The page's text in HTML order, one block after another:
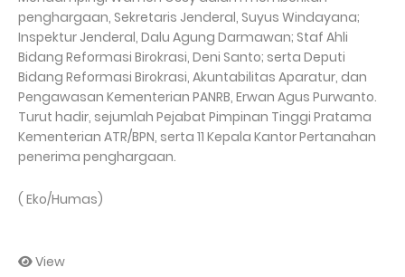
penghargaan, Sekretaris Jenderal, Suyus Windayana;
Inspektur Jenderal, Dalu Agung Darmawan; Staf Ahli
Bidang Reformasi Birokrasi, Deni Santo; serta Deputi
Bidang Reformasi Birokrasi, Akuntabilitas Aparatur, dan
Pengawasan Kementerian PANRB, Erwan Agus Purwanto.
Turut hadir, sejumlah Pejabat Pimpinan Tinggi Pratama
Kementerian ATR/BPN, serta 11 Kepala Kantor Pertanahan
penerima penghargaan.
( Eko/Humas)
View